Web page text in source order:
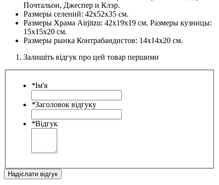
Почтальон, Джеспер и Клэр.
Размеры селений: 42х52х35 см.
Размеры Храма Airjitzu: 42х19х19 см. Размеры кузницы:
15х15х20 см.
Размеры рынка Контрабандистов: 14х14х20 см.
Залишіть відгук про цей товар першими
*Ім'я
*Заголовок відгуку
*Відгук
Надіслати відгук